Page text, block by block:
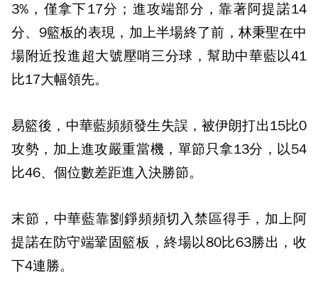
3%，僅拿下17分；進攻端部分，靠著阿提諾14
分、9籃板的表現，加上半場終了前，林秉聖在中
場附近投進超大號壓哨三分球，幫助中華藍以41
比17大幅領先。
易籃後，中華藍頻頻發生失誤，被伊朗打出15比0
攻勢，加上進攻嚴重當機，單節只拿13分，以54
比46、個位數差距進入決勝節。
末節，中華藍靠劉錚頻頻切入禁區得手，加上阿
提諾在防守端鞏固籃板，終場以80比63勝出，收
下4連勝。